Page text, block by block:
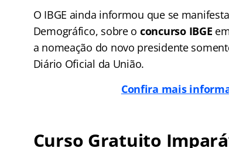
O IBGE ainda informou que se
Demográfico, sobre o concurso IBGE
a nomeação do novo presidente
Diário Oficial da União.
Confira mais
Curso Gratuito